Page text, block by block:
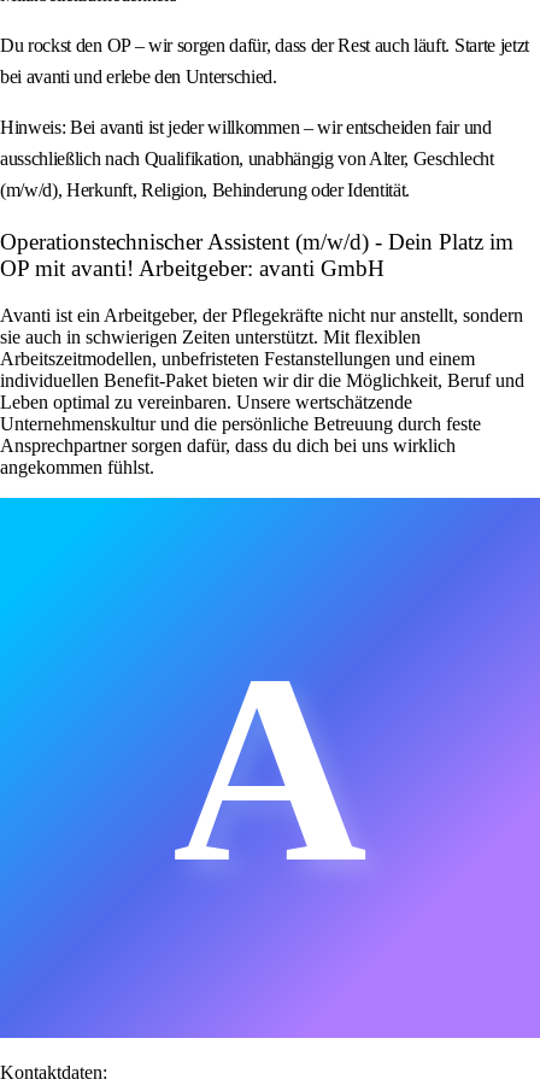
Du rockst den OP – wir sorgen dafür, dass der Rest auch läuft. Starte jetzt
bei avanti und erlebe den Unterschied.
Hinweis: Bei avanti ist jeder willkommen – wir entscheiden fair und
ausschließlich nach Qualifikation, unabhängig von Alter, Geschlecht
(m/w/d), Herkunft, Religion, Behinderung oder Identität.
Operationstechnischer Assistent (m/w/d) - Dein Platz im
OP mit avanti! Arbeitgeber: avanti GmbH
Avanti ist ein Arbeitgeber, der Pflegekräfte nicht nur anstellt, sondern
sie auch in schwierigen Zeiten unterstützt. Mit flexiblen
Arbeitszeitmodellen, unbefristeten Festanstellungen und einem
individuellen Benefit-Paket bieten wir dir die Möglichkeit, Beruf und
Leben optimal zu vereinbaren. Unsere wertschätzende
Unternehmenskultur und die persönliche Betreuung durch feste
Ansprechpartner sorgen dafür, dass du dich bei uns wirklich
angekommen fühlst.
A
Kontaktdaten: